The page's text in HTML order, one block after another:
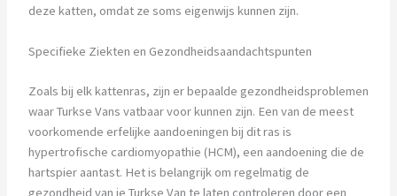
deze katten, omdat ze soms eigenwijs kunnen zijn.
Specifieke Ziekten en Gezondheidsaandachtspunten
Zoals bij elk kattenras, zijn er bepaalde gezondheidsproblemen
waar Turkse Vans vatbaar voor kunnen zijn. Een van de meest
voorkomende erfelijke aandoeningen bij dit ras is
hypertrofische cardiomyopathie (HCM), een aandoening die de
hartspier aantast. Het is belangrijk om regelmatig de
gezondheid van je Turkse Van te laten controleren door een